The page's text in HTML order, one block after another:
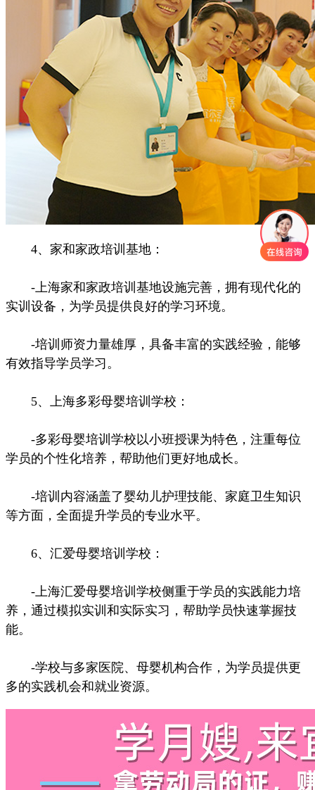
4、家和家政培训基地：
-上海家和家政培训基地设施完善，拥有现代化的
实训设备，为学员提供良好的学习环境。
-培训师资力量雄厚，具备丰富的实践经验，能够
有效指导学员学习。
5、上海多彩母婴培训学校：
-多彩母婴培训学校以小班授课为特色，注重每位
学员的个性化培养，帮助他们更好地成长。
-培训内容涵盖了婴幼儿护理技能、家庭卫生知识
等方面，全面提升学员的专业水平。
6、汇爱母婴培训学校：
-上海汇爱母婴培训学校侧重于学员的实践能力培
养，通过模拟实训和实际实习，帮助学员快速掌握技
能。
-学校与多家医院、母婴机构合作，为学员提供更
多的实践机会和就业资源。